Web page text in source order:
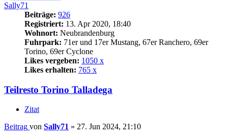
Sally71
Beiträge: 926
Registriert: 13. Apr 2020, 18:40
Wohnort: Neubrandenburg
Fuhrpark: 71er und 17er Mustang, 67er Ranchero, 69er
Torino, 69er Cyclone
Likes vergeben: 1050 x
Likes erhalten: 765 x
Teilresto Torino Talladega
Zitat
Beitrag von Sally71 » 27. Jun 2024, 21:10